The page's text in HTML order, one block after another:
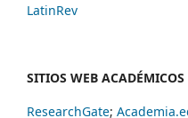
LatinRev
SITIOS WEB
ResearchGate;